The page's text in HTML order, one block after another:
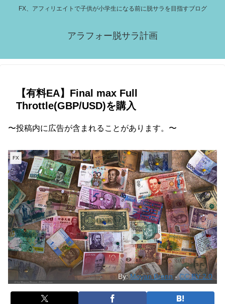
FX、アフィリエイトで子供が小学生になる前に脱サラを目指すブログ
アラフォー脱サラ計画
【有料EA】Final max Full
Throttle(GBP/USD)を購入
〜投稿内に広告が含まれることがあります。〜
FX
By:Moyan Brenn-CC BY 2.0